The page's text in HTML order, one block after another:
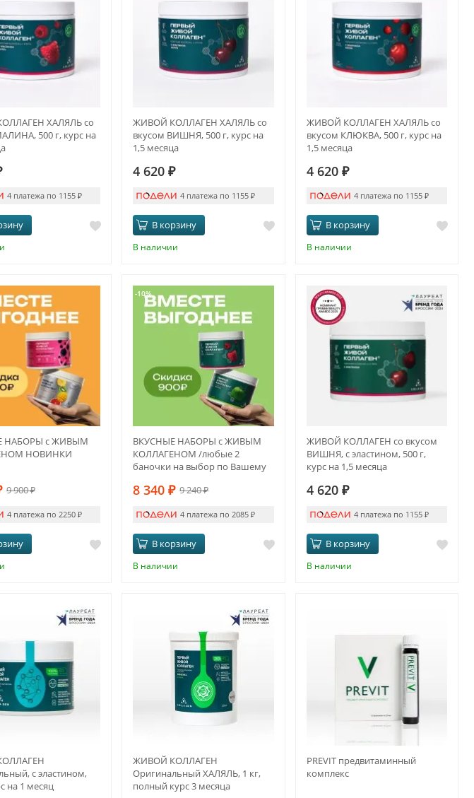
ХАЛЯЛЬ со
500 г, курс на
4 платежа по 1155₽
ЖИВОЙ КОЛЛАГЕН ХАЛЯЛЬ со
вкусом ВИШНЯ, 500 г, курс на
1,5 месяца
4 620₽
4 платежа по 1155 ₽
В корзину
В наличии
ЖИВОЙ КОЛЛАГЕН ХАЛЯЛЬ со
вкусом КЛЮКВА, 500 г, курс на
1,5 месяца
4 620 ₽
4 платежа по 1155₽
В корзину
В наличии
НАБОРЫ с ЖИВЫМ
НОВИНКИ
9 900₽
4 платежа по 2250₽
-10%
ВКУСНЫЕ НАБОРЫ с ЖИВЫМ
КОЛЛАГЕНОМ /любые 2
баночки на выбор по Вашему
8 340₽ 9 240₽
4 платежа по 2085 ₽
В корзину
В наличии
ЖИВОЙ КОЛЛАГЕН со вкусом
ВИШНЯ, с эластином, 500 г,
курс на 1,5 месяца
4 620 ₽
4 платежа по 1155₽
В корзину
В наличии
с эластином,
на 1 месяц
ЖИВОЙ КОЛЛАГЕН
Оригинальный ХАЛЯЛЬ, 1 кг,
полный курс 3 месяца
PREVIT предвитаминный
комплекс